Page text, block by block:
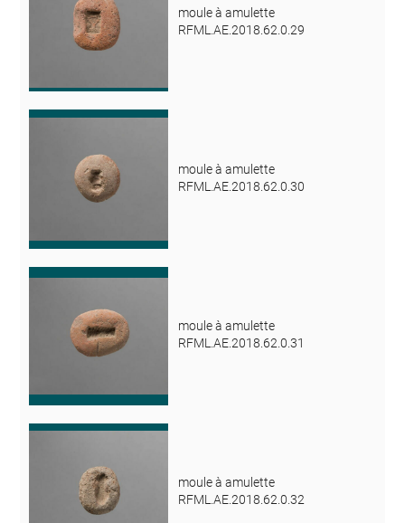
moule à amulette
RFML.AE.2018.62.0.29
moule à amulette
RFML.AE.2018.62.0.30
moule à amulette
RFML.AE.2018.62.0.31
moule à amulette
RFML.AE.2018.62.0.32